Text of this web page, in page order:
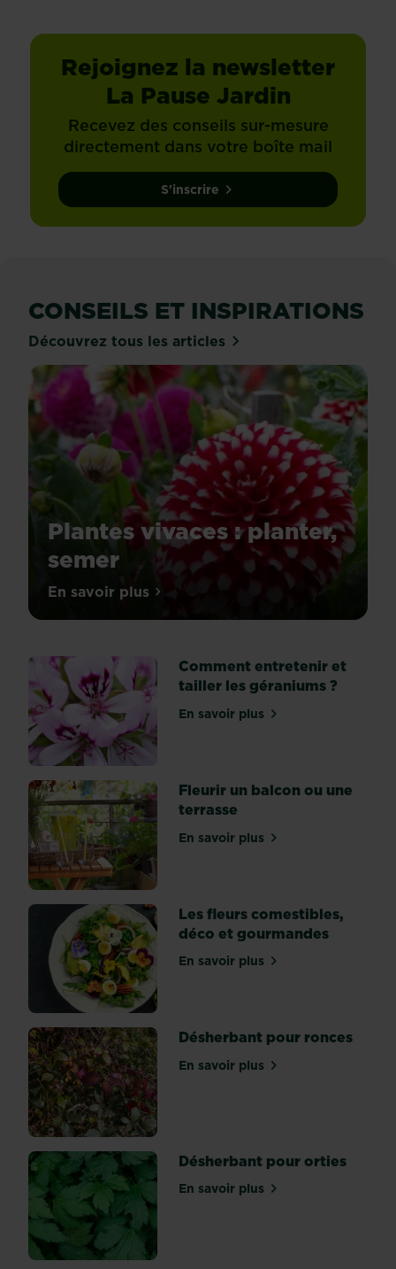
Rejoignez la newsletter
La Pause Jardin
Recevez des conseils sur-mesure
directement dans votre boîte mail
S'inscrire
CONSEILS ET INSPIRATIONS
Découvrez tous les articles
Plantes vivaces : planter,
semer
Connaître
la
qualité
du
sol
de
votre
jardin
vous
évitera
des
travaux
lourds
de
modification
de
structure
et
bien
des
déboires
en
vous
permettant
de
sélectionner
les
plantes
vivaces...
En savoir plussur Plantes vivaces : planter, semer
Comment entretenir et
tailler les géraniums ?
En savoir plussur Comment entretenir
Fleurir un balcon ou une
terrasse
En savoir plussur Fleurir un balcon ou
Les fleurs comestibles,
déco et gourmandes
En savoir plussur Les fleurs
Désherbant pour ronces
En savoir plussur Désherbant pour
Désherbant pour orties
En savoir plussur Désherbant pour